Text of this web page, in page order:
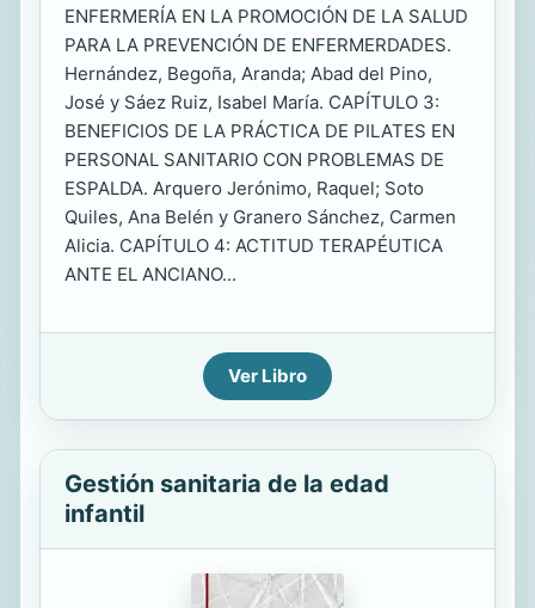
ENFERMERÍA EN LA PROMOCIÓN DE LA SALUD
PARA LA PREVENCIÓN DE ENFERMERDADES.
Hernández, Begoña, Aranda; Abad del Pino,
José y Sáez Ruiz, Isabel María. CAPÍTULO 3:
BENEFICIOS DE LA PRÁCTICA DE PILATES EN
PERSONAL SANITARIO CON PROBLEMAS DE
ESPALDA. Arquero Jerónimo, Raquel; Soto
Quiles, Ana Belén y Granero Sánchez, Carmen
Alicia. CAPÍTULO 4: ACTITUD TERAPÉUTICA
ANTE EL ANCIANO...
Ver Libro
Gestión sanitaria de la edad
infantil